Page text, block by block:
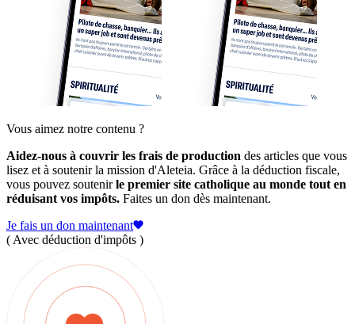
Vous aimez notre contenu ?
Aidez-nous à couvrir les frais de production des articles que vous
lisez et à soutenir la mission d'Aleteia. Grâce à la déduction fiscale,
vous pouvez soutenirle premier site catholique au monde tout en
réduisant vos impôts. Faites un don dès maintenant.
Je fais un don maintenant
( Avec déduction d'impôts )